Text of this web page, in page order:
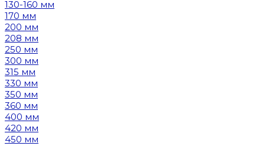
130-160 мм
170 мм
200 мм
208 мм
250 мм
300 мм
315 мм
330 мм
350 мм
360 мм
400 мм
420 мм
450 мм